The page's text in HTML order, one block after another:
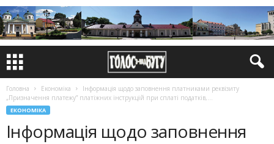
Головна Економіка
Інформація щодо заповнення платниками реквізиту
„Призначення платежу” платіжних інструкцій при сплаті податків,...
ЕКОНОМІКА
Інформація щодо заповнення